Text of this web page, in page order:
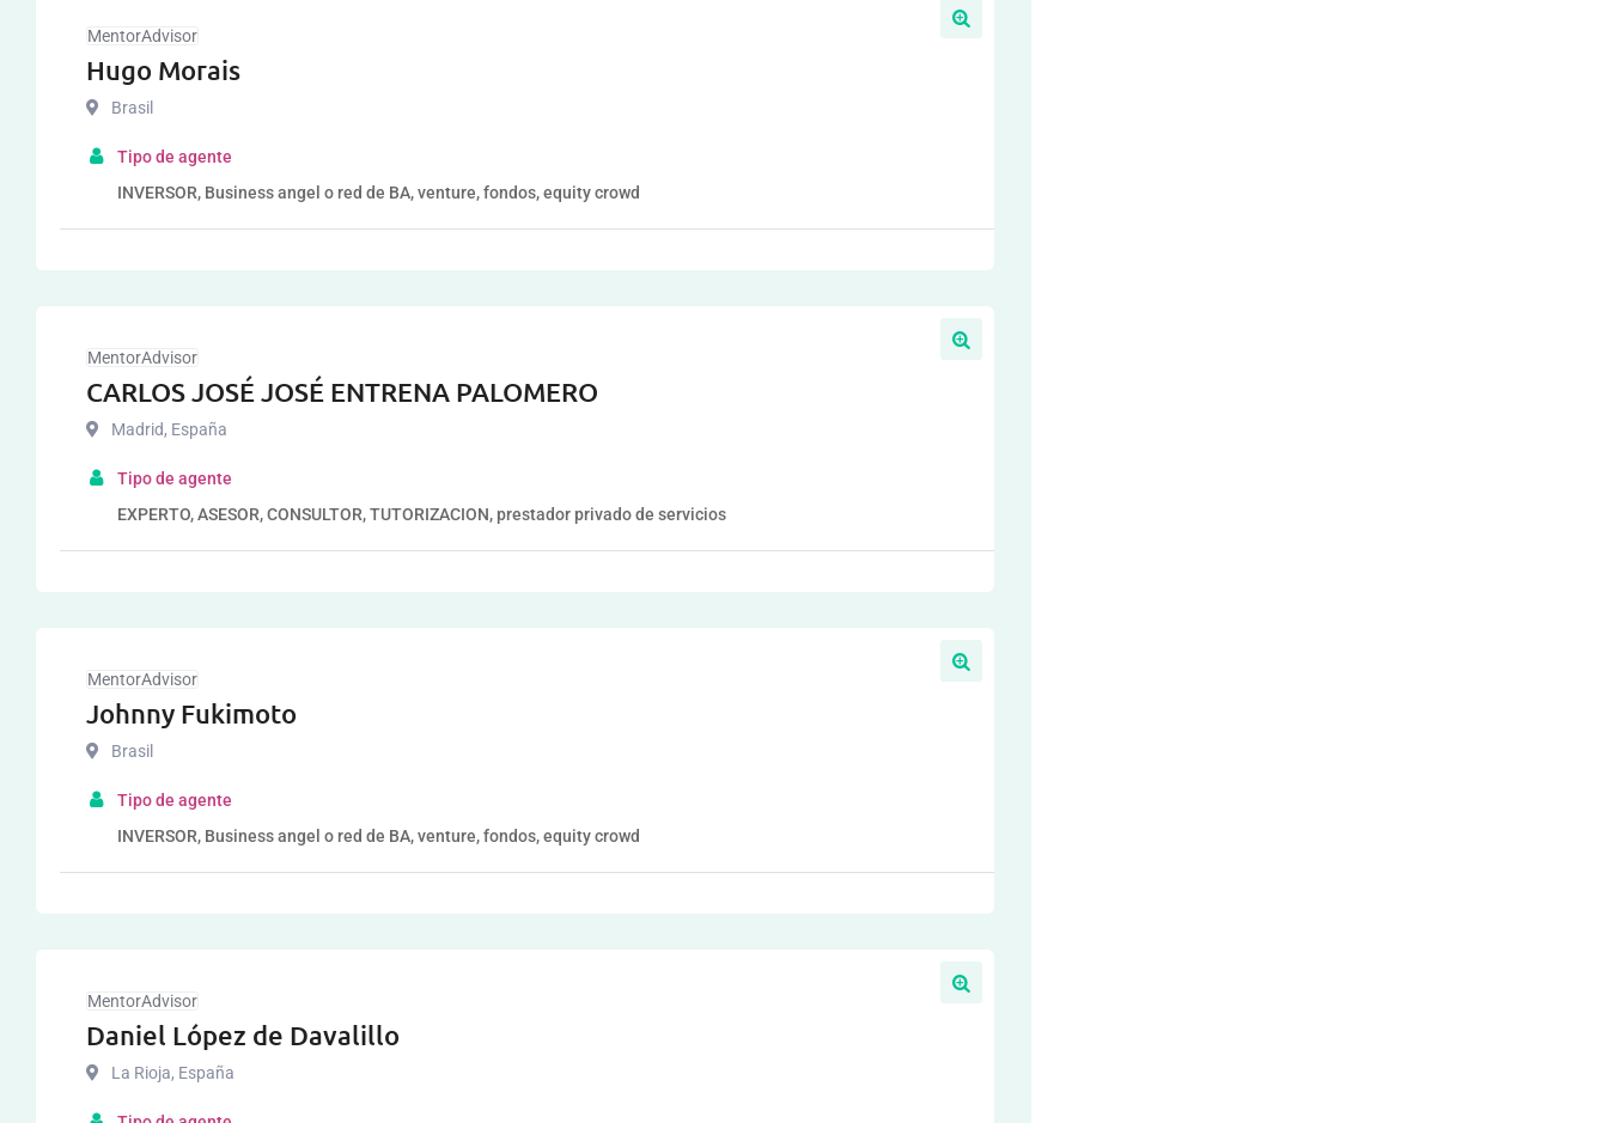
MentorAdvisor
Hugo Morais
Brasil
Tipo de agente
INVERSOR, Business angel o red de BA, venture, fondos, equity crowd
MentorAdvisor
CARLOS JOSÉ JOSÉ ENTRENA PALOMERO
Madrid, España
Tipo de agente
EXPERTO, ASESOR, CONSULTOR, TUTORIZACION, prestador privado de servicios
MentorAdvisor
Johnny Fukimoto
Brasil
Tipo de agente
INVERSOR, Business angel o red de BA, venture, fondos, equity crowd
MentorAdvisor
Daniel López de Davalillo
La Rioja, España